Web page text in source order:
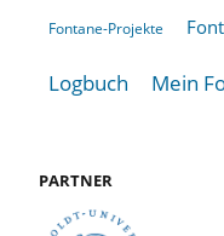
Fontane-Projekte
Logbuch Mein
PARTNER